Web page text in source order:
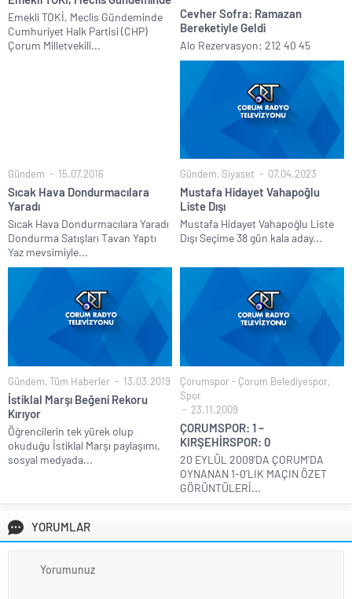
Emekli TOKİ, Meclis Gündeminde
Cumhuriyet Halk Partisi (CHP)
Çorum Milletvekili...
Cevher Sofra: Ramazan
Bereketiyle Geldi
Alo Rezervasyon: 212 40 45
Gündem 15.07.2016
Sıcak Hava Dondurmacılara
Yaradı
Sıcak Hava Dondurmacılara Yaradı
Dondurma Satışları Tavan Yaptı
Yaz mevsimiyle...
Gündem, Siyaset 07.04.2023
Mustafa Hidayet Vahapoğlu
Liste Dışı
Mustafa Hidayet Vahapoğlu Liste
Dışı Seçime 38 gün kala aday...
Gündem, Tüm Haberler 13.03.2019
İstiklal Marşı Beğeni Rekoru
Kırıyor
Öğrencilerin tek yürek olup
okuduğu İstiklal Marşı paylaşımı,
sosyal medyada...
Çorumspor - Çorum Belediyespor,
Spor
23.11.2009
ÇORUMSPOR: 1 –
KIRŞEHİRSPOR: 0
20 EYLÜL 2009'DA ÇORUM'DA
OYNANAN 1-0'LIK MAÇIN ÖZET
GÖRÜNTÜLERİ...
YORUMLAR